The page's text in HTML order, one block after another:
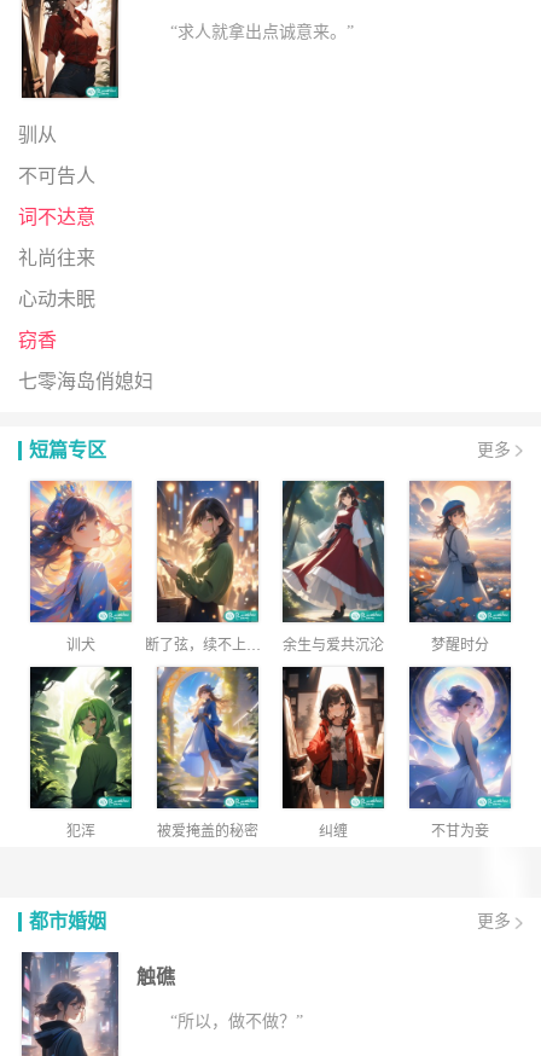
“求人就拿出点诚意来。”
驯从
不可告人
词不达意
礼尚往来
心动未眠
窃香
七零海岛俏媳妇
短篇专区 更多
训犬 断了弦，续不上的曾经 余生与爱共沉沦 梦醒时分
犯浑 被爱掩盖的秘密 纠缠 不甘为妾
都市婚姻 更多
触礁
“所以，做不做？”